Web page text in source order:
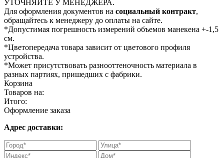
УТОЧНЯЙТЕ У МЕНЕДЖЕРА.
Для оформления документов на социальный контракт,
обращайтесь к менеджеру до оплаты на сайте.
*Допустимая погрешность измерений объемов манекена +-1,5
см.
*Цветопередача товара зависит от цветового профиля
устройства.
*Может присутствовать разнооттеночность материала в
разных партиях, пришедших с фабрики.
Корзина
Товаров на:
Итого:
Оформление заказа
Адрес доставки: